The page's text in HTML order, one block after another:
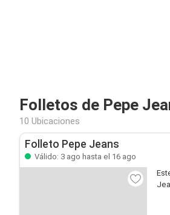
Folletos de Pepe
10 Ubicaciones
Folleto Pepe Jeans
Válido: 3 ago hasta el 16 ago